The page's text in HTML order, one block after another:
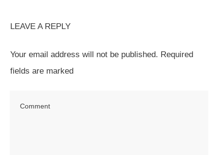
LEAVE A REPLY
Your email address will not be published. Required
fields are marked